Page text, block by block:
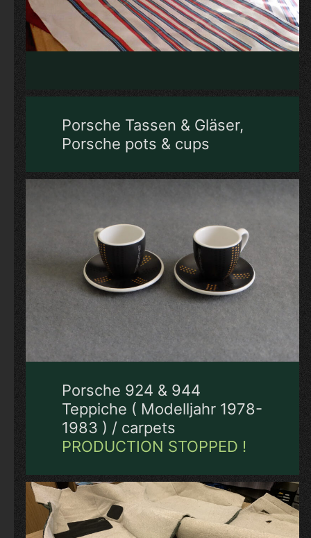
Porsche Tassen & Gläser,
Porsche pots & cups
Porsche 924 & 944
Teppiche ( Modelljahr 1978-
1983 ) / carpets
PRODUCTION STOPPED !